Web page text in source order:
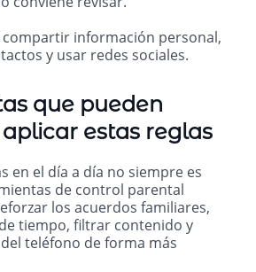
compartir información personal,
y usar redes sociales.
que pueden
estas reglas
en el día a día no siempre es
de control parental
los acuerdos familiares,
tiempo, filtrar contenido y
teléfono de forma más